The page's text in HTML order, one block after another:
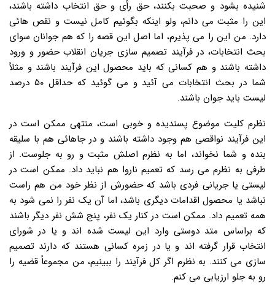
شنیده بشود و صحبت بکنند، حق رأی و حق انتخاب داشته باشند،
این را مثبت می دانم، ولو اینکه بگوئیم کامل نیست و نقص هائی
دارد. من این را می پذیرم، اما اصل این قصه را که هم جوانان سوای
بحث انتخابات، در فرآیند تصمیم سازی جریان انقلاب حضور و ورود
داشته باشند و هم کسانی که باید محصول این فرآیند باشند و مثلاً
شما در بحث انتخابات می آئید و می گوئید که حداقل ۵۰ درصد
لیست باید جوان باشند.
نظرم کلیت موضوع پسندیده و خوبی است، منتهی ممکن است در
این فرآیند نواقصی هم وجود داشته باشند و در جاهائی هم با سلیقه
بنده و شما نخواند، اما به نظرم اصلش مثبت و رو به جلوست. از
طرفی به نظرم می رسد که تعمیم ناروا هم نباید داد. ممکن است در
لیستی یا جریانی فردی باشد که حضورش از نظر خود من هم راست
نباشد یا محصول اقدامات دیگری باشد، اما آن یک نفر را نمی شود به
همه تعمیم داد. ممکن است در کنار یک نفر، پنج شش نفر دیگر باشند
که براساس متد دوستی وارد این لیست شده اند و یا در شورای
انتخاب قرار گرفته اند و یا در زمره کسانی هستند که دارند تصمیم
سازی می کنند. به نظرم اگر کل فرآیند را ببینیم، من مجموعاً قضیه را
رو به جلو ارزیابی می کنم.